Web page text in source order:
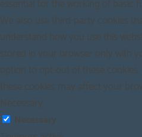
essential for the working of basic
We also use third-party cookies
understand how you use this
stored in your browser only with
option to opt-out of these
these cookies may affect your
Necessary
Necessary